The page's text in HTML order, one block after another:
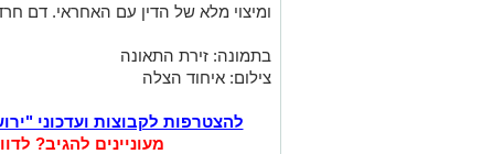
ומיצוי מלא של הדין עם האחראי. דם
בתמונה: זירת התאונה
צילום: איחוד הצלה
להצטרפות לקבוצות ועדכוני
מעוניינים להגיב?